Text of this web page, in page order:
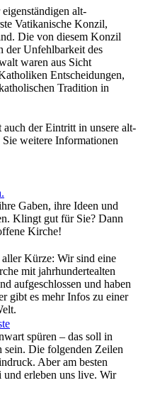
alt-
Vatikanische Konzil,
Die von diesem Konzil
der Unfehlbarkeit des
waren aus Sicht
Entscheidungen,
Tradition in
der Eintritt in unsere alt-
weitere Informationen
Gaben, ihre Ideen und
Klingt gut für Sie? Dann
Kirche!
Kürze: Wir sind eine
mit jahrhundertealten
aufgeschlossen und haben
gibt es mehr Infos zu einer
spüren – das soll in
sein. Die folgenden Zeilen
Aber am besten
erleben uns live. Wir